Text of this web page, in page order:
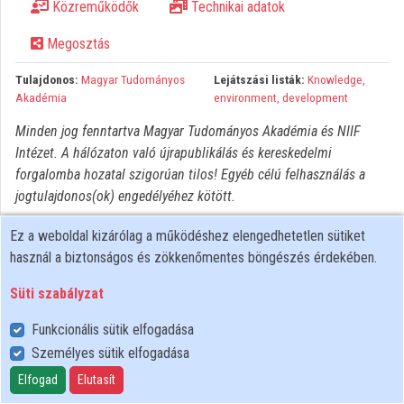
Közreműködők
Közreműködők Technikai adatok
Megosztás
Tulajdonos: Magyar Tudományos
Akadémia
Lejátszási listák: Knowledge,
environment, development
Minden jog fenntartva Magyar Tudományos Akadémia és NIIF
Intézet. A hálózaton való újrapublikálás és kereskedelmi
forgalomba hozatal szigorúan tilos! Egyéb célú felhasználás a
jogtulajdonos(ok) engedélyéhez kötött.
Felhasználói szabályzat
Adatkezelési tájékoztató
Süti szabályzat
Ez a weboldal kizárólag a működéshez elengedhetetlen sütiket
használ a biztonságos és zökkenőmentes böngészés érdekében.
Süti szabályzat
Funkcionális sütik elfogadása
Személyes sütik elfogadása
Elfogad Elutasít